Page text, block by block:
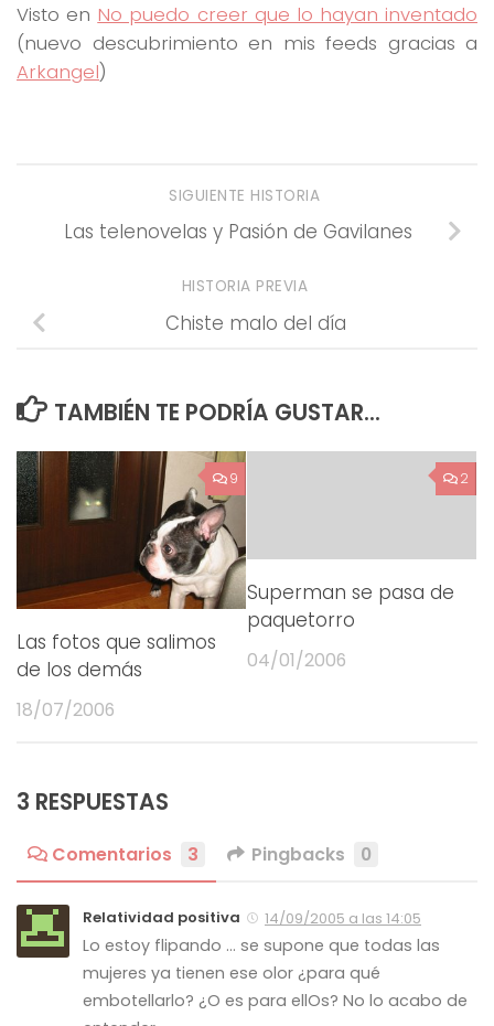
Visto en No puedo creer que lo hayan inventado
(nuevo descubrimiento en mis feeds gracias a
Arkangel)
SIGUIENTE HISTORIA
Las telenovelas y Pasión de Gavilanes
HISTORIA PREVIA
Chiste malo del día
TAMBIÉN TE PODRÍA GUSTAR...
9
Las fotos que salimos
de los demás
18/07/2006
2
Superman se pasa de
paquetorro
04/01/2006
3 RESPUESTAS
Comentarios 3 Pingbacks 0
Relatividad positiva 14/09/2005 a las 14:05
Lo estoy flipando … se supone que todas las
mujeres ya tienen ese olor ¿para qué
embotellarlo? ¿O es para ellOs? No lo acabo de